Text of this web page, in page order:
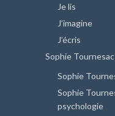
Je lis
J’imagine
J’écris
Sophie
Sophie
Sophie
psychologie